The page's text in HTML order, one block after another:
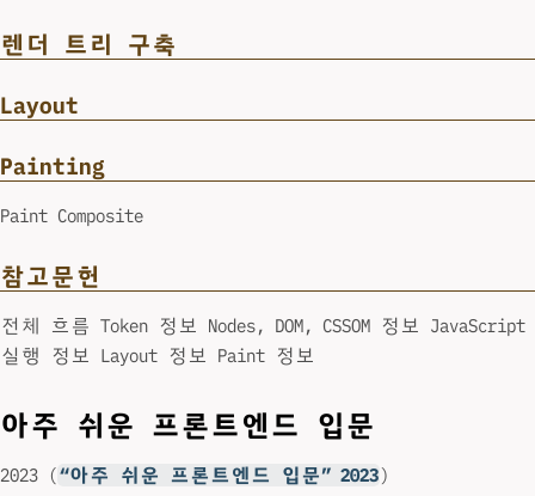
렌더 트리 구축
Layout
Painting
Paint Composite
참고문헌
전체 흐름 Token 정보 Nodes, DOM, CSSOM 정보 JavaScript
실행 정보 Layout 정보 Paint 정보
아주 쉬운 프론트엔드 입문
2023 (“아주 쉬운 프론트엔드 입문” 2023)